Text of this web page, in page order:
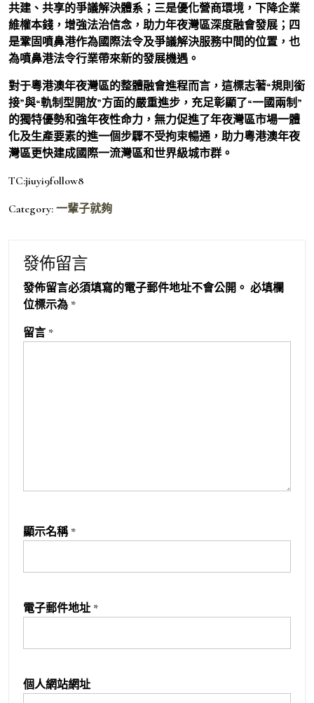
共建、共享的爭議解決體系；三是優化營商環境，下降企業
維權本錢，增強法治信念，助力年夜灣區深度融會發展；四
是鞏固噴鼻港作為國際法令及爭議解決服務中間的位置，也
為噴鼻港法令行業帶來新的發展機遇。
對于粵港澳年夜灣區的整體融會進程而言，這標志著“規則銜
接”與“軌制型開放”方面的嚴重進步，充足彰顯了“一國兩制”
的獨特優勢和強年夜性命力，無力促進了年夜灣區市場一體
化及生產要素的進一個步驟不受拘束暢通，助力粵港澳年夜
灣區更快建成國際一流灣區和世界級城市群。
TC:jiuyi9follow8
Category: 一輩子就夠
發佈留言
發佈留言必須填寫的電子郵件地址不會公開。 必填欄
位標示為 *
留言 *
顯示名稱 *
電子郵件地址 *
個人網站網址